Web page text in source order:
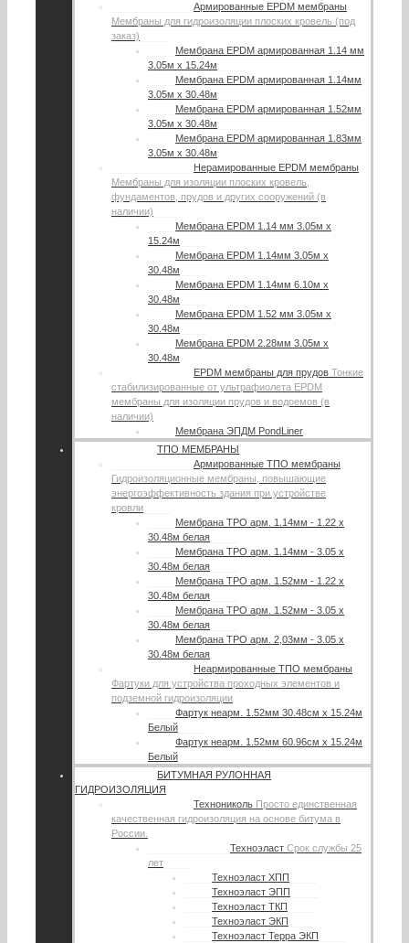
Армированные EPDM мембраны
Мембраны для гидроизоляции плоских кровель (под
заказ)
Мембрана EPDM армированная 1.14 мм
3.05м х 15.24м
Мембрана EPDM армированная 1.14мм
3.05м х 30.48м
Мембрана EPDM армированная 1.52мм
3.05м х 30.48м
Мембрана EPDM армированная 1.83мм
3.05м х 30.48м
Нерамированные EPDM мембраны
Мембраны для изоляции плоских кровель,
фундаментов, прудов и других сооружений (в
наличии)
Мембрана EPDM 1.14 мм 3.05м х
15.24м
Мембрана EPDM 1.14мм 3.05м х
30.48м
Мембрана EPDM 1.14мм 6.10м х
30.48м
Мембрана EPDM 1.52 мм 3.05м х
30.48м
Мембрана EPDM 2.28мм 3.05м х
30.48м
EPDM мембраны для прудов Тонкие
стабилизированные от ультрафиолета EPDM
мембраны для изоляции прудов и водоемов (в
наличии)
Мембрана ЭПДМ PondLiner
ТПО МЕМБРАНЫ
Армированные ТПО мембраны
Гидроизоляционные мембраны, повышающие
энергоэффективность здания при устройстве
кровли
Мембрана TPO арм. 1.14мм - 1.22 х
30.48м белая
Мембрана TPO арм. 1.14мм - 3.05 х
30.48м белая
Мембрана TPO арм. 1.52мм - 1.22 х
30.48м белая
Мембрана TPO арм. 1.52мм - 3.05 х
30.48м белая
Мембрана TPO арм. 2,03мм - 3.05 х
30.48м белая
Неармированные ТПО мембраны
Фартуки для устройства проходных элементов и
подземной гидроизоляции
Фартук неарм. 1.52мм 30.48см х 15.24м
Белый
Фартук неарм. 1.52мм 60.96см х 15.24м
Белый
БИТУМНАЯ РУЛОННАЯ
ГИДРОИЗОЛЯЦИЯ
Технониколь Просто единственная
качественная гидроизоляция на основе битума в
России.
Техноэласт Срок службы 25
лет
Техноэласт ХПП
Техноэласт ЭПП
Техноэласт ТКП
Техноэласт ЭКП
Техноэласт Терра ЭКП